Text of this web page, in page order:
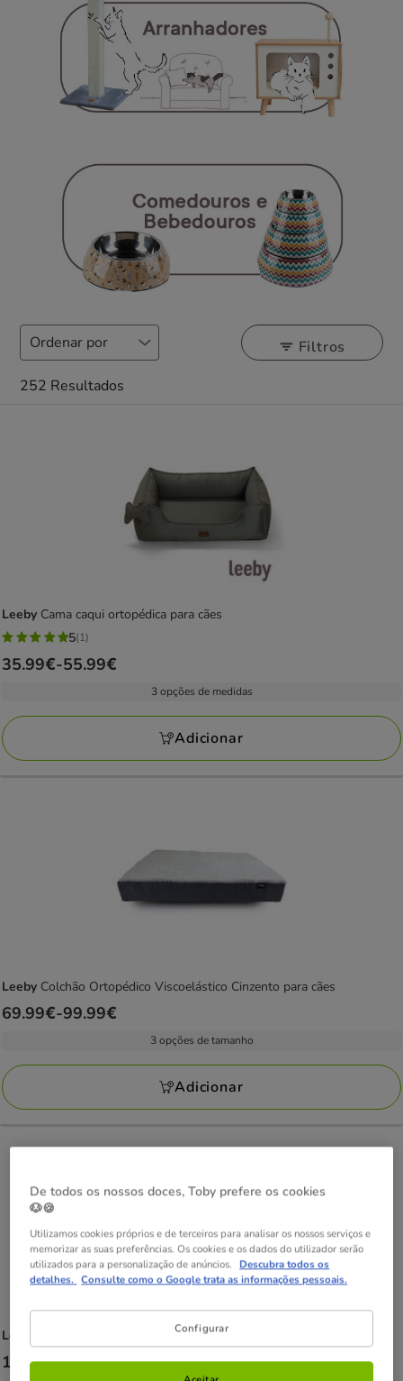
Filtros
252 Resultados
Leeby Cama caqui ortopédica para cães
5
estrelas
avaliações
5(1)
Preço
a
55.99€
35.99€-55.99€
3 opções de medidas
Adicionar
Leeby Colchão Ortopédico Viscoelástico Cinzento para cães
Preço
a
99.99€
69.99€-99.99€
3 opções de tamanho
Adicionar
Leeby Almofada Waterproof vermelha anti-pelos vermelha para cães
Preço
14.99€-44.99€
De todos os nossos doces, Toby prefere os cookies
🐶🍪
Utilizamos cookies próprios e de terceiros para analisar os nossos serviços e
memorizar as suas preferências. Os cookies e os dados do utilizador serão
utilizados para a personalização de anúncios. Descubra todos os
detalhes. Consulte como o Google trata as informações pessoais.
Configurar